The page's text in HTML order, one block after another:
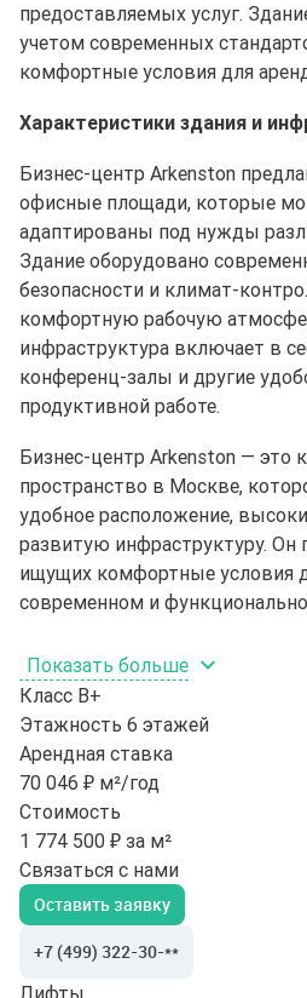
предоставляемых услуг.
учетом современных
комфортные условия для
Характеристики здания и
Бизнес-центр Arkenston
офисные площади, которые
адаптированы под нужды
Здание оборудовано
безопасности и климат-
комфортную рабочую
инфраструктура включает в
конференц-залы и другие
продуктивной работе.
Бизнес-центр Arkenston — это
пространство в Москве,
удобное расположение,
развитую инфраструктуру. Он
ищущих комфортные условия
современном и
Показать больше
Класс B+
Этажность 6 этажей
Арендная ставка
70 046 ₽ м²/год
Стоимость
1 774 500 ₽ за м²
Связаться с нами
Оставить заявку
+7 (499) 322-30-**